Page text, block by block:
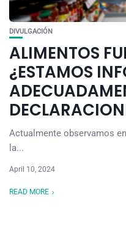
DIVULGACIÓN
ALIMENTOS
¿ESTAMOS
Actualmente observamos
la...
April 10, 2024
READ MORE